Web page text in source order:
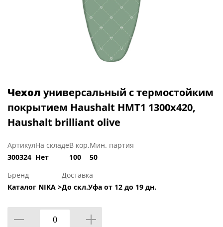
Чехол универсальный с термостойким
покрытием Haushalt HMT1 1300х420,
Haushalt brilliant olive
Артикул
300324
На складе
Нет
В кор.
100
Мин. партия
50
Бренд
Каталог NIKA >
Доставка
До скл.Уфа от 12 до 19 дн.